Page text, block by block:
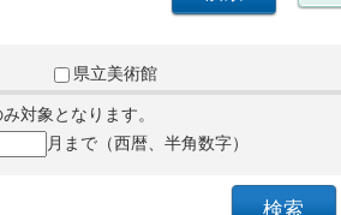
県立美術館
対象となります。
月まで（西暦、半角数字）